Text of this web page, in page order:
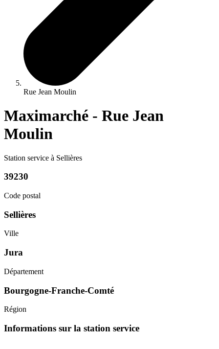
Rue Jean Moulin
Maximarché - Rue Jean
Moulin
Station service à Sellières
39230
Code postal
Sellières
Ville
Jura
Département
Bourgogne-Franche-Comté
Région
Informations sur la station service